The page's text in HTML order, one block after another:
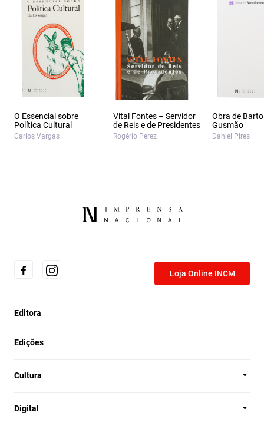
O Essencial sobre
Política Cultural
Carlos Vargas
Vital Fontes – Servidor
de Reis e de Presidentes
Rogério Pérez
Obra de
Gusmão
Daniel Pires
Loja Online INCM
Editora
Edições
Cultura
Digital